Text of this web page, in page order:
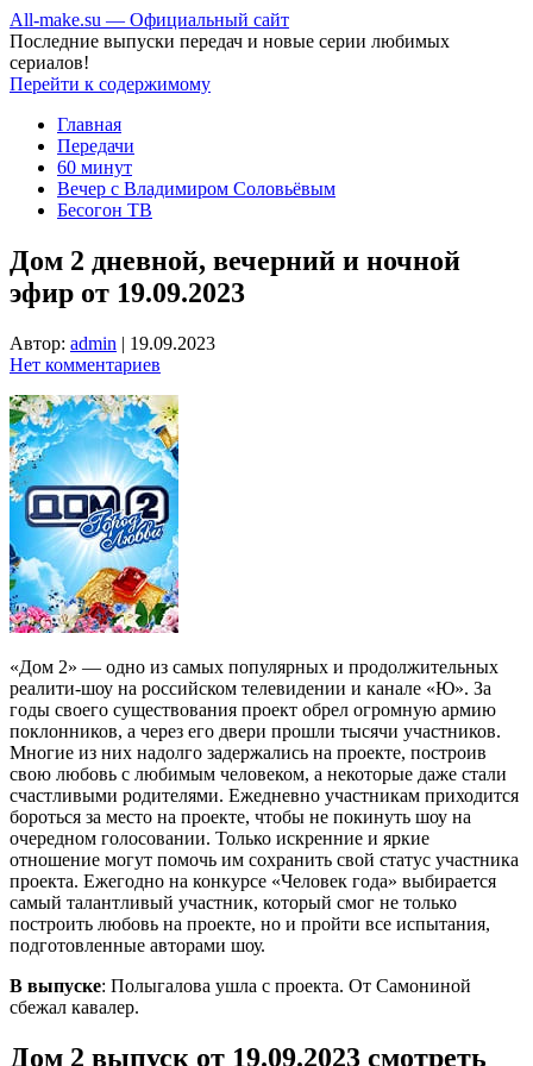
All-make.su — Официальный сайт
Последние выпуски передач и новые серии любимых
сериалов!
Перейти к содержимому
Главная
Передачи
60 минут
Вечер с Владимиром Соловьёвым
Бесогон ТВ
Дом 2 дневной, вечерний и ночной
эфир от 19.09.2023
Автор: admin | 19.09.2023
Нет комментариев
«Дом 2» — одно из самых популярных и продолжительных
реалити-шоу на российском телевидении и канале «Ю». За
годы своего существования проект обрел огромную армию
поклонников, а через его двери прошли тысячи участников.
Многие из них надолго задержались на проекте, построив
свою любовь с любимым человеком, а некоторые даже стали
счастливыми родителями. Ежедневно участникам приходится
бороться за место на проекте, чтобы не покинуть шоу на
очередном голосовании. Только искренние и яркие
отношение могут помочь им сохранить свой статус участника
проекта. Ежегодно на конкурсе «Человек года» выбирается
самый талантливый участник, который смог не только
построить любовь на проекте, но и пройти все испытания,
подготовленные авторами шоу.
В выпуске: Полыгалова ушла с проекта. От Самониной
сбежал кавалер.
Дом 2 выпуск от 19.09.2023 смотреть